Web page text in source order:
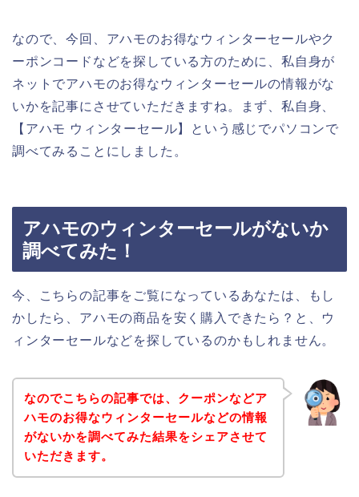
なので、今回、アハモのお得なウィンターセールやク
ーポンコードなどを探している方のために、私自身が
ネットでアハモのお得なウィンターセールの情報がな
いかを記事にさせていただきますね。まず、私自身、
【アハモ ウィンターセール】という感じでパソコンで
調べてみることにしました。
アハモのウィンターセールがないか
調べてみた！
今、こちらの記事をご覧になっているあなたは、もし
かしたら、アハモの商品を安く購入できたら？と、ウ
ィンターセールなどを探しているのかもしれません。
なのでこちらの記事では、クーポンなどア
ハモのお得なウィンターセールなどの情報
がないかを調べてみた結果をシェアさせて
いただきます。